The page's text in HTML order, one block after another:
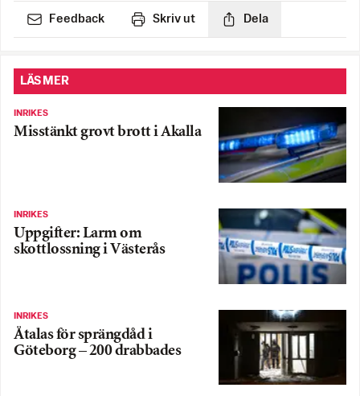
Feedback Skriv ut Dela
LÄS MER
INRIKES
Misstänkt grovt brott i Akalla
INRIKES
Uppgifter: Larm om
skottlossning i Västerås
INRIKES
Åtalas för sprängdåd i
Göteborg – 200 drabbades